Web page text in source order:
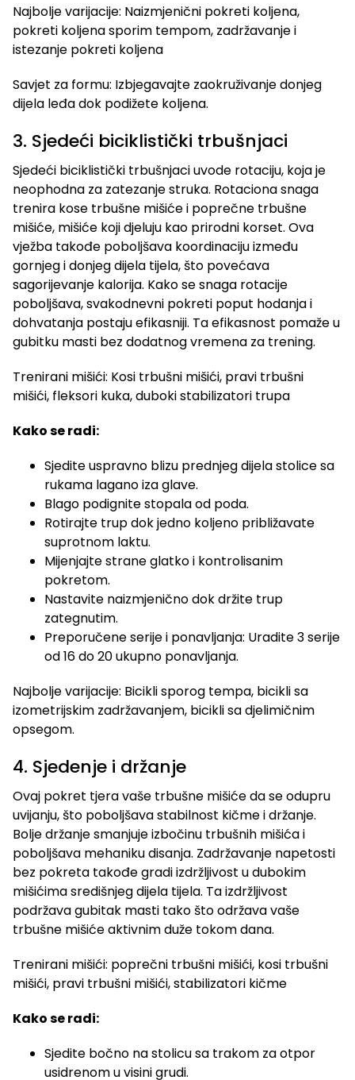
Najbolje varijacije: Naizmjenični pokreti koljena,
pokreti koljena sporim tempom, zadržavanje i
istezanje pokreti koljena
Savjet za formu: Izbjegavajte zaokruživanje donjeg
dijela leđa dok podižete koljena.
3. Sjedeći biciklistički trbušnjaci
Sjedeći biciklistički trbušnjaci uvode rotaciju, koja je
neophodna za zatezanje struka. Rotaciona snaga
trenira kose trbušne mišiće i poprečne trbušne
mišiće, mišiće koji djeluju kao prirodni korset. Ova
vježba takođe poboljšava koordinaciju između
gornjeg i donjeg dijela tijela, što povećava
sagorijevanje kalorija. Kako se snaga rotacije
poboljšava, svakodnevni pokreti poput hodanja i
dohvatanja postaju efikasniji. Ta efikasnost pomaže u
gubitku masti bez dodatnog vremena za trening.
Trenirani mišići: Kosi trbušni mišići, pravi trbušni
mišići, fleksori kuka, duboki stabilizatori trupa
Kako se radi:
Sjedite uspravno blizu prednjeg dijela stolice sa
rukama lagano iza glave.
Blago podignite stopala od poda.
Rotirajte trup dok jedno koljeno približavate
suprotnom laktu.
Mijenjajte strane glatko i kontrolisanim
pokretom.
Nastavite naizmjenično dok držite trup
zategnutim.
Preporučene serije i ponavljanja: Uradite 3 serije
od 16 do 20 ukupno ponavljanja.
Najbolje varijacije: Bicikli sporog tempa, bicikli sa
izometrijskim zadržavanjem, bicikli sa djelimičnim
opsegom.
4. Sjedenje i držanje
Ovaj pokret tjera vaše trbušne mišiće da se odupru
uvijanju, što poboljšava stabilnost kičme i držanje.
Bolje držanje smanjuje izbočinu trbušnih mišića i
poboljšava mehaniku disanja. Zadržavanje napetosti
bez pokreta takođe gradi izdržljivost u dubokim
mišićima središnjeg dijela tijela. Ta izdržljivost
podržava gubitak masti tako što održava vaše
trbušne mišiće aktivnim duže tokom dana.
Trenirani mišići: poprečni trbušni mišići, kosi trbušni
mišići, pravi trbušni mišići, stabilizatori kičme
Kako se radi:
Sjedite bočno na stolicu sa trakom za otpor
usidrenom u visini grudi.